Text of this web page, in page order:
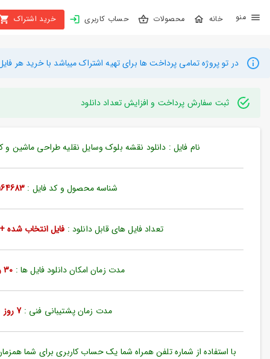
محصولات حساب کاربری خرید اشتراک
بستن
محصولات
اشتراک
کاربری
ثبت
در تو پروژه تمامی پرداخت ها برای تهیه اشتراک میباشد با خرید هر فایل میتوانید
ثبت سفارش پرداخت و افزایش تعداد دانلود
نام فایل : دانلود نقشه بلوک وسایل نقلیه طراحی ماشین و
شناسه محصول و کد فایل :
تعداد فایل های قابل دانلود : فایل انتخاب شده + 35 فایل
مدت زمان امکان دانلود فایل ها : 30 روز
مدت زمان پشتیبانی فنی :7 روز
با استفاده از شماره تلفن همراه شما یک حساب کاربری برای شما